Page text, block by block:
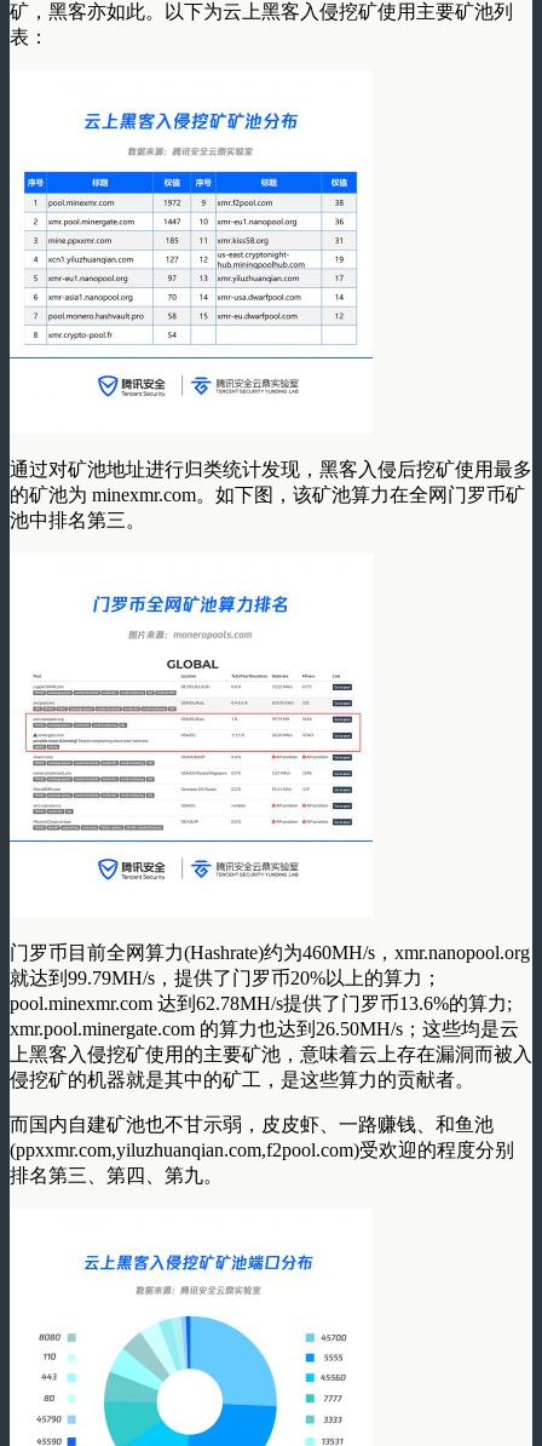
矿，黑客亦如此。以下为云上黑客入侵挖矿使用主要矿池列
表：
通过对矿池地址进行归类统计发现，黑客入侵后挖矿使用最多
的矿池为 minexmr.com。如下图，该矿池算力在全网门罗币矿
池中排名第三。
门罗币目前全网算力(Hashrate)约为460MH/s，xmr.nanopool.org
就达到99.79MH/s，提供了门罗币20%以上的算力；
pool.minexmr.com 达到62.78MH/s提供了门罗币13.6%的算力;
xmr.pool.minergate.com 的算力也达到26.50MH/s；这些均是云
上黑客入侵挖矿使用的主要矿池，意味着云上存在漏洞而被入
侵挖矿的机器就是其中的矿工，是这些算力的贡献者。
而国内自建矿池也不甘示弱，皮皮虾、一路赚钱、和鱼池
(ppxxmr.com,yiluzhuanqian.com,f2pool.com)受欢迎的程度分别
排名第三、第四、第九。